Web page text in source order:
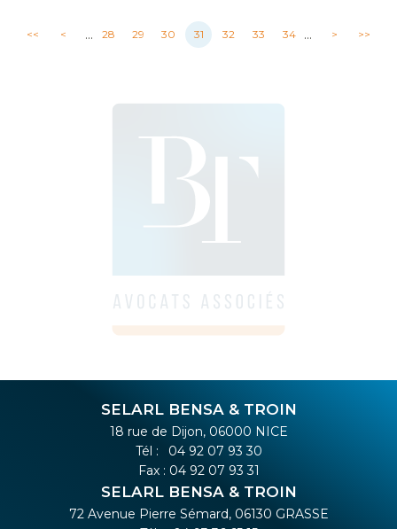
<< < ... 28 29 30 31 32 33 34 ... > >>
SELARL BENSA & TROIN
18 rue de Dijon, 06000 NICE
Tél :
04 92 07 93 30
Fax : 04 92 07 93 31
SELARL BENSA & TROIN
72 Avenue Pierre Sémard, 06130 GRASSE